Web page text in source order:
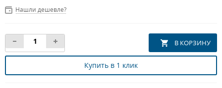
Нашли дешевле?
Купить в 1 клик